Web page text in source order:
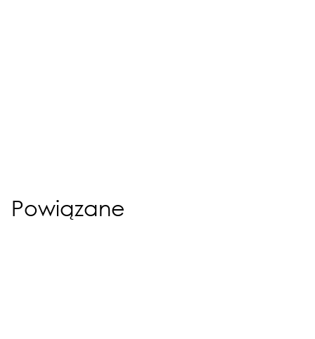
Powiązane